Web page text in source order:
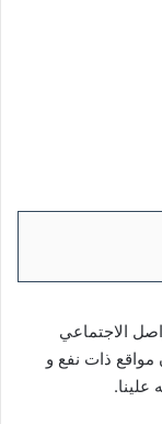
الاجتماعي
ذات نفع و